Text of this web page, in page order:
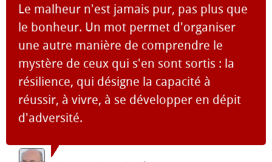
Le malheur n'est jamais pur, pas plus que
le bonheur. Un mot permet d'organiser
une autre manière de comprendre le
mystère de ceux qui s'en sont sortis : la
résilience, qui désigne la capacité à
réussir, à vivre, à se développer en dépit
d'adversité.